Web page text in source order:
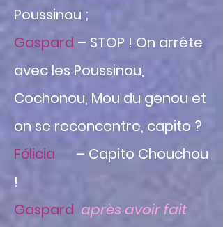
Poussinou ;
Gaspard – STOP ! On arrête
avec les Poussinou,
Cochonou, Mou du genou et
on se reconcentre, capito ?
Félicia – Capito Chouchou
!
Gaspard après avoir fait